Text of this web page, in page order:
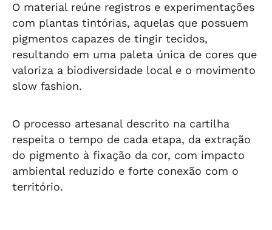
O material reúne registros e experimentações
com plantas tintórias, aquelas que possuem
pigmentos capazes de tingir tecidos,
resultando em uma paleta única de cores que
valoriza a biodiversidade local e o movimento
slow fashion.
O processo artesanal descrito na cartilha
respeita o tempo de cada etapa, da extração
do pigmento à fixação da cor, com impacto
ambiental reduzido e forte conexão com o
território.